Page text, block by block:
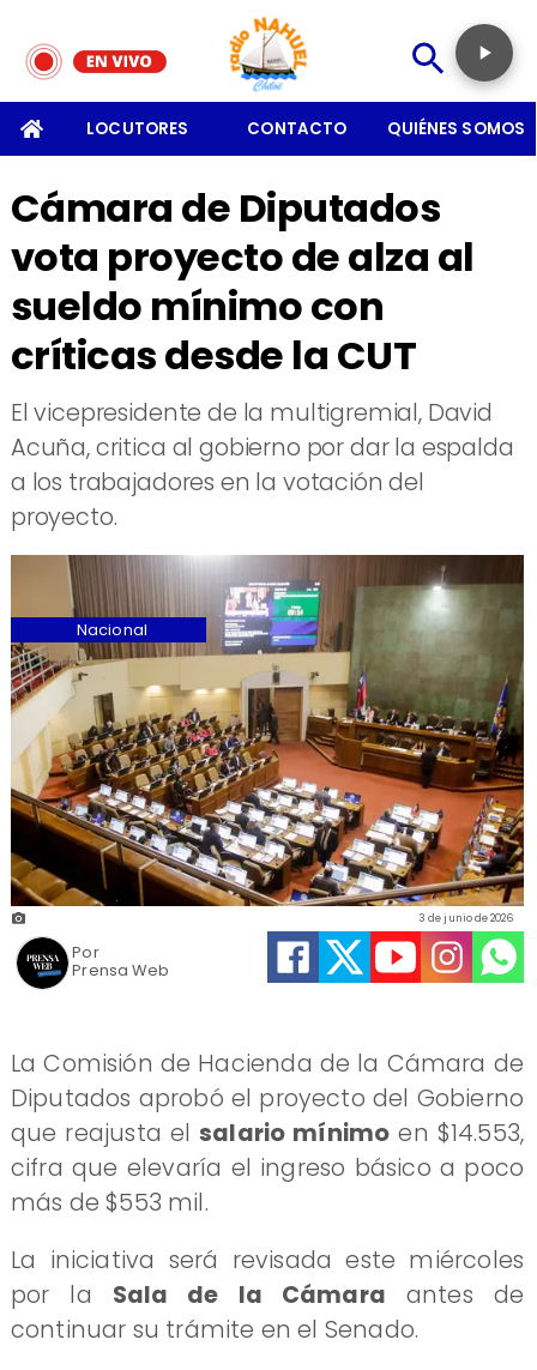
LOCUTORES CONTACTO QUIÉNES SOMOS
Cámara de Diputados
vota proyecto de alza al
sueldo mínimo con
críticas desde la CUT
El vicepresidente de la multigremial, David
Acuña, critica al gobierno por dar la espalda
a los trabajadores en la votación del
proyecto.
Prensa Web
3 de junio de 2026
Nacional
Por
La Comisión de Hacienda de la Cámara de
Diputados aprobó el proyecto del Gobierno
que reajusta elsalario mínimo en $14.553,
cifra que elevaría el ingreso básico a poco
más de $553 mil.
La iniciativa será revisada este miércoles
por la Sala de la Cámara antes de
continuar su trámite en el Senado.